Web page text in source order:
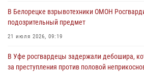
за преступления против половой
29 июля 2026, 12:01
Башкортостана проведет прямую линию
29 июля 2026, 10:52
В Белорецке взрывотехники ОМОН
подозрительный предмет
21 июля 2026, 09:19
В Уфе росгвардецы задержали дебошира,
за преступления против половой